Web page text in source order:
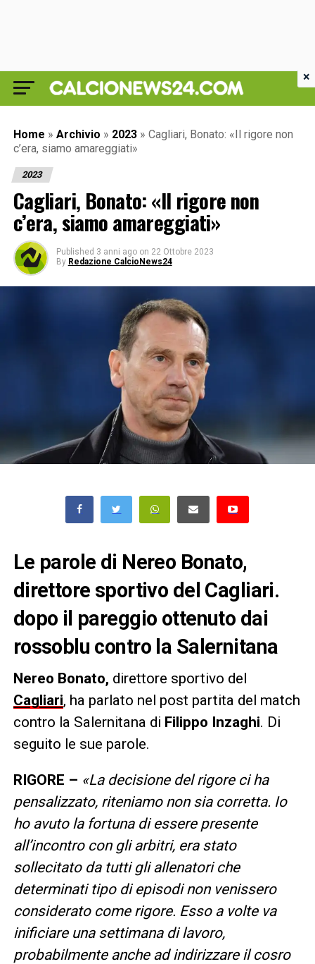
Home » Archivio » 2023 » Cagliari, Bonato: «Il rigore non
c’era, siamo amareggiati»
2023
Cagliari, Bonato: «Il rigore non
c’era, siamo amareggiati»
Published 3 anni ago on 22 Ottobre 2023
By Redazione CalcioNews24
Le parole di Nereo Bonato,
direttore sportivo del Cagliari.
dopo il pareggio ottenuto dai
rossoblu contro la Salernitana
Nereo Bonato, direttore sportivo del
Cagliari, ha parlato nel post partita del match
contro la Salernitana di Filippo Inzaghi. Di
seguito le sue parole.
RIGORE – «La decisione del rigore ci ha
pensalizzato, riteniamo non sia corretta. Io
ho avuto la fortuna di essere presente
all’incontro con gli arbitri, era stato
sollecitato da tutti gli allenatori che
determinati tipo di episodi non venissero
considerato come rigore. Esso a volte va
inificiare una settimana di lavoro,
probabilmente anche ad indirizzare il cosro
×